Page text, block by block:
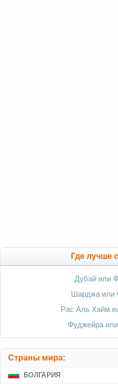
Где лучше
Дубай или
Шарджа или
Рас Аль Хайм
Фуджейра
Страны мира:
БОЛГАРИЯ